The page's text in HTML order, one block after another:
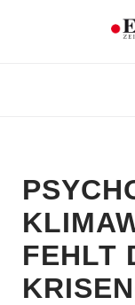
FEHLT